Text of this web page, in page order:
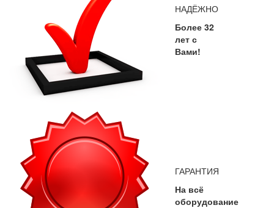
НАДЁЖНО
Более 32
лет с
Вами!
ГАРАНТИЯ
На всё
оборудование